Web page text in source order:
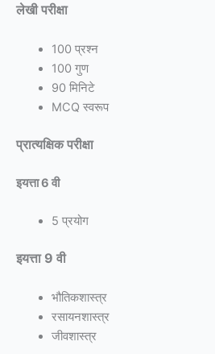
लेखी परीक्षा
100 प्रश्न
100 गुण
90 मिनिटे
MCQ स्वरूप
प्रात्यक्षिक परीक्षा
इयत्ता 6 वी
5 प्रयोग
इयत्ता 9 वी
भौतिकशास्त्र
रसायनशास्त्र
जीवशास्त्र